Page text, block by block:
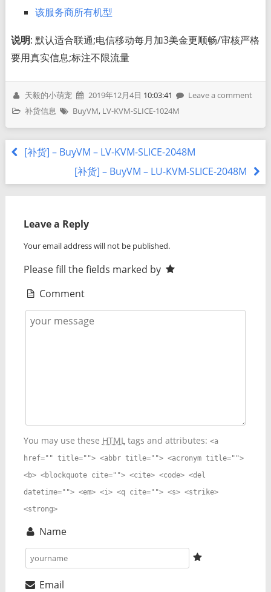
该服务商所有机型
说明: 默认适合联通;电信移动每月加3美金更顺畅/审核严格
要用真实信息;标注不限流量
天毅的小萌宠 2019年12月4日 10:03:41
Leave a comment
补货信息
BuyVM, LV-KVM-SLICE-1024M
[补货] – BuyVM – LV-KVM-SLICE-2048M
[补货] – BuyVM – LU-KVM-SLICE-2048M
Leave a Reply
Your email address will not be published.
Please fill the fields marked by
Comment
You may use these HTMLtags and attributes: <a
href="" title=""> <abbr title=""> <acronym title="">
<b> <blockquote cite=""> <cite> <code> <del
datetime=""> <em> <i> <q cite=""> <s> <strike>
<strong>
Name
Email